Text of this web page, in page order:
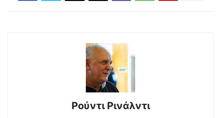
Ρούντι Ρινάλντι